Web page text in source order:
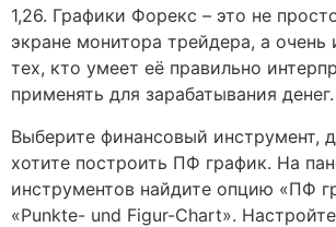
1,26. Графики Форекс – это не
экране монитора трейдера, а
тех, кто умеет её правильно
применять для зарабатывания денег.
Выберите финансовый инструмент,
хотите построить ПФ график. На
инструментов найдите опцию «ПФ
«Punkte- und Figur-Chart».